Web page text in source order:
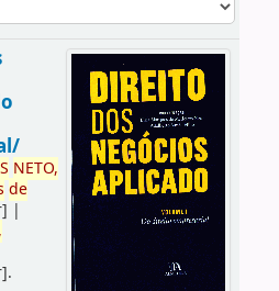
NETO,
de
|
.